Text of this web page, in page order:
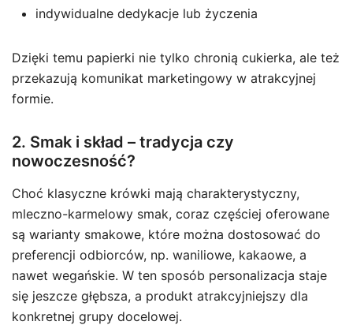
indywidualne dedykacje lub życzenia
Dzięki temu papierki nie tylko chronią cukierka, ale też
przekazują komunikat marketingowy w atrakcyjnej
formie.
2. Smak i skład – tradycja czy
nowoczesność?
Choć klasyczne krówki mają charakterystyczny,
mleczno-karmelowy smak, coraz częściej oferowane
są warianty smakowe, które można dostosować do
preferencji odbiorców, np. waniliowe, kakaowe, a
nawet wegańskie. W ten sposób personalizacja staje
się jeszcze głębsza, a produkt atrakcyjniejszy dla
konkretnej grupy docelowej.